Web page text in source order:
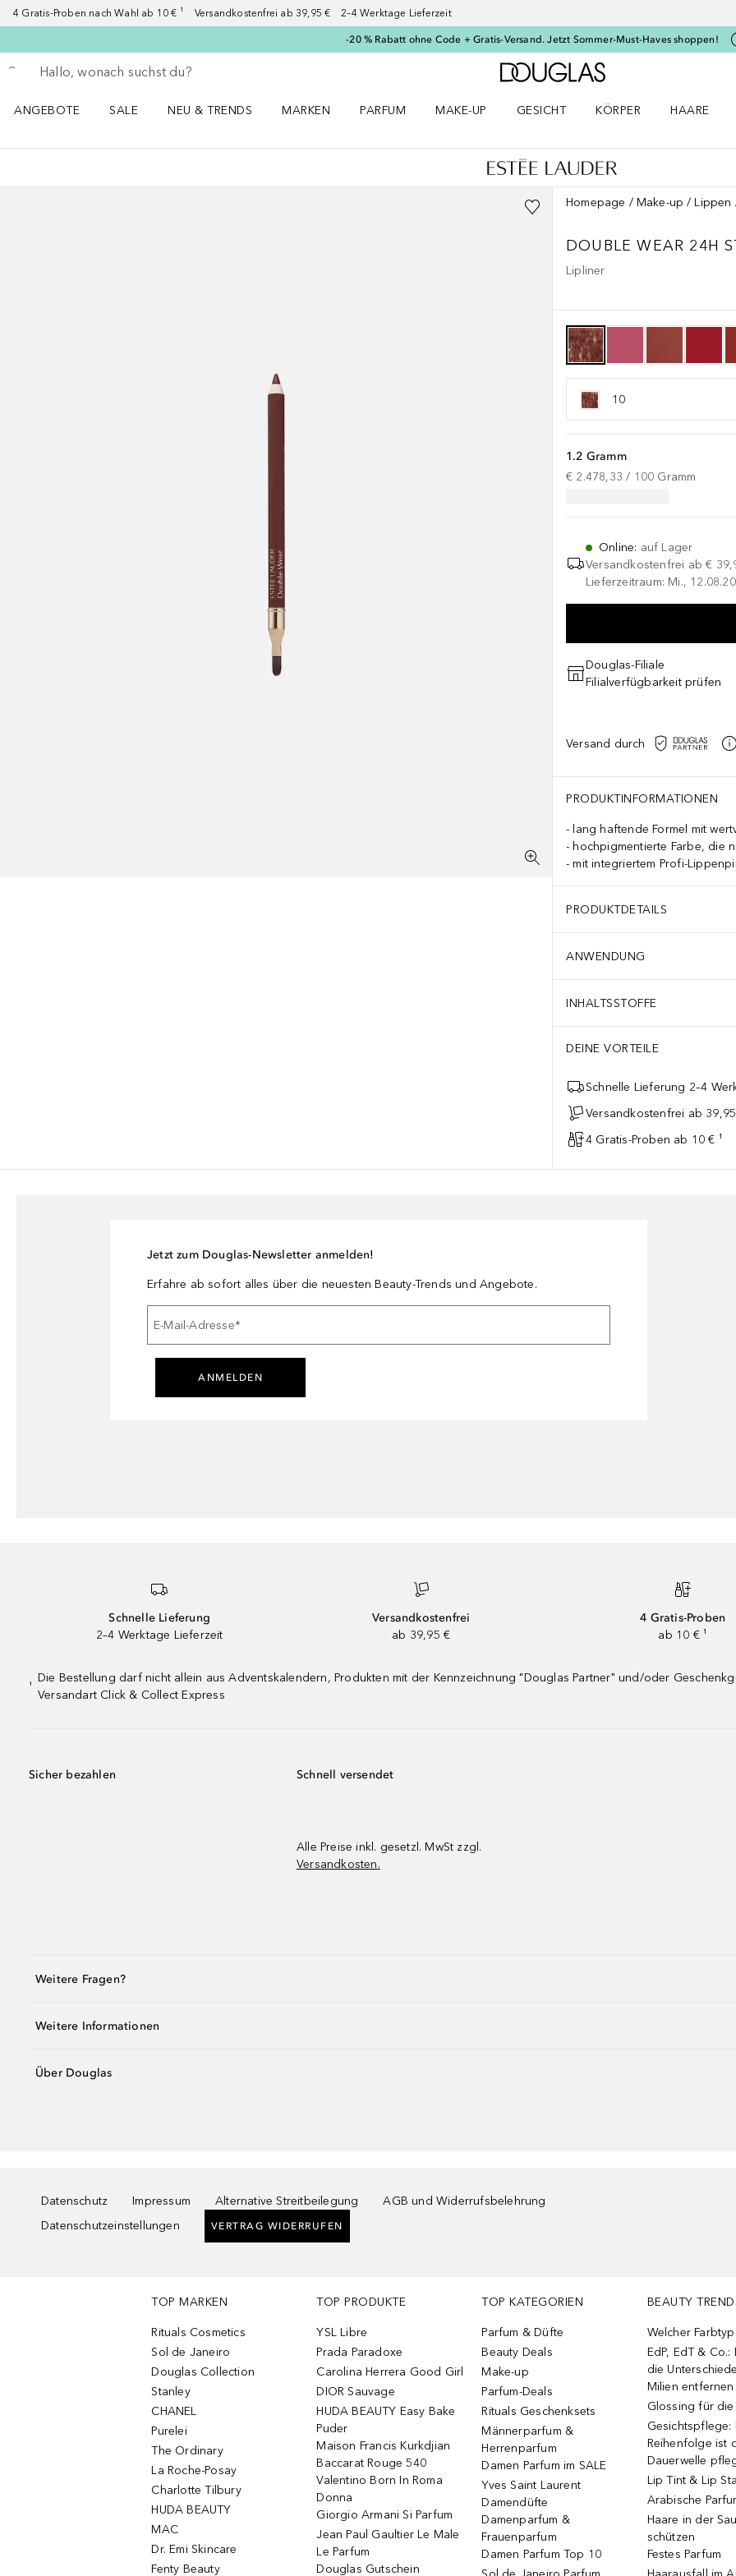
4 Gratis-Proben nach Wahl ab 10 € ¹ Versandkostenfrei ab 39,95 € 2–4 Werktage Lieferzeit
-20 % Rabatt ohne Code + Gratis-Versand. Jetzt Sommer-Must-Haves shoppen!
Gehe zurück
Suche ausführen
Zur Douglas Startseite
ANGEBOTE
SALE
NEU & TRENDS
MARKEN
PARFUM
MAKE-UP
GESICHT
KÖRPER
HAARE
Homepage Make-up Lippen
DOUBLE WEAR 24H
Lipliner
10
1.2 Gramm
€ 2.478,33 / 100 Gramm
Online: auf Lager
Versandkostenfrei ab €
Lieferzeitraum: Mi.,
Douglas-Filiale
Filialverfügbarkeit prüfen
Versand durch
PRODUKTINFORMATIONEN
lang haftende Formel mit
hochpigmentierte Farbe, die
mit integriertem Profi-
PRODUKTDETAILS
ANWENDUNG
INHALTSSTOFFE
DEINE VORTEILE
Schnelle Lieferung 2–4
Versandkostenfrei ab
4 Gratis-Proben ab 10 € ¹
Jetzt zum Douglas-Newsletter anmelden!
Erfahre ab sofort alles über die neuesten Beauty-Trends und Angebote.
E-Mail-Adresse*
ANMELDEN
Schnelle Lieferung
2–4 Werktage Lieferzeit
Versandkostenfrei
ab 39,95 €
4 Gratis-Proben
ab 10 € ¹
¹
Die Bestellung darf nicht allein aus Adventskalendern, Produkten mit der Kennzeichnung "Douglas Partner" und/oder
Versandart Click & Collect Express
Sicher bezahlen Schnell versendet
Alle Preise inkl. gesetzl. MwSt zzgl.
Versandkosten.
Weitere Fragen?
Weitere Informationen
Über Douglas
Datenschutz Impressum Alternative Streitbeilegung
AGB und Widerrufsbelehrung
Datenschutzeinstellungen
VERTRAG WIDERRUFEN
TOP MARKEN
Rituals Cosmetics
Sol de Janeiro
Douglas Collection
Stanley
CHANEL
Purelei
The Ordinary
La Roche-Posay
Charlotte Tilbury
HUDA BEAUTY
MAC
Dr. Emi Skincare
Fenty Beauty
TOP PRODUKTE
YSL Libre
Prada Paradoxe
Carolina Herrera Good Girl
DIOR Sauvage
HUDA BEAUTY Easy Bake
Puder
Maison Francis Kurkdjian
Baccarat Rouge 540
Valentino Born In Roma
Donna
Giorgio Armani Si Parfum
Jean Paul Gaultier Le Male
Le Parfum
Douglas Gutschein
TOP KATEGORIEN
Parfum & Düfte
Beauty Deals
Make-up
Parfum-Deals
Rituals Geschenksets
Männerparfum &
Herrenparfum
Damen Parfum im SALE
Yves Saint Laurent
Damendüfte
Damenparfum &
Frauenparfum
Damen Parfum Top 10
BEAUTY
Welcher
EdP, EdT &
die
Milien entfernen
Glossing für die
Gesichtspflege:
Reihenfolge ist
Dauerwelle
Lip Tint & Lip
Arabische
Haare in der
schützen
Festes Parfum